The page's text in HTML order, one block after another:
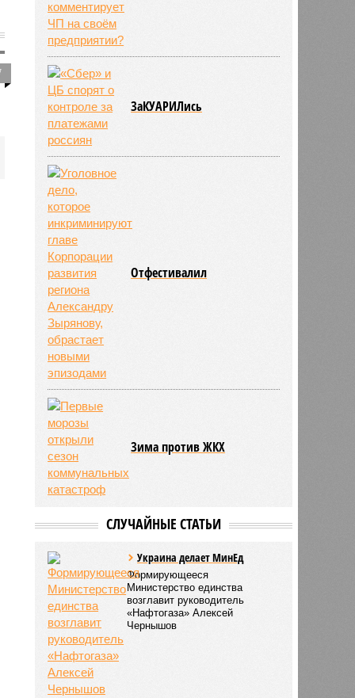
ЗаКУАРИЛись
Отфестивалил
Зима против ЖКХ
СЛУЧАЙНЫЕ СТАТЬИ
Украина делает МинЕд
Формирующееся
Министерство единства
возглавит руководитель
«Нафтогаза» Алексей
Чернышов